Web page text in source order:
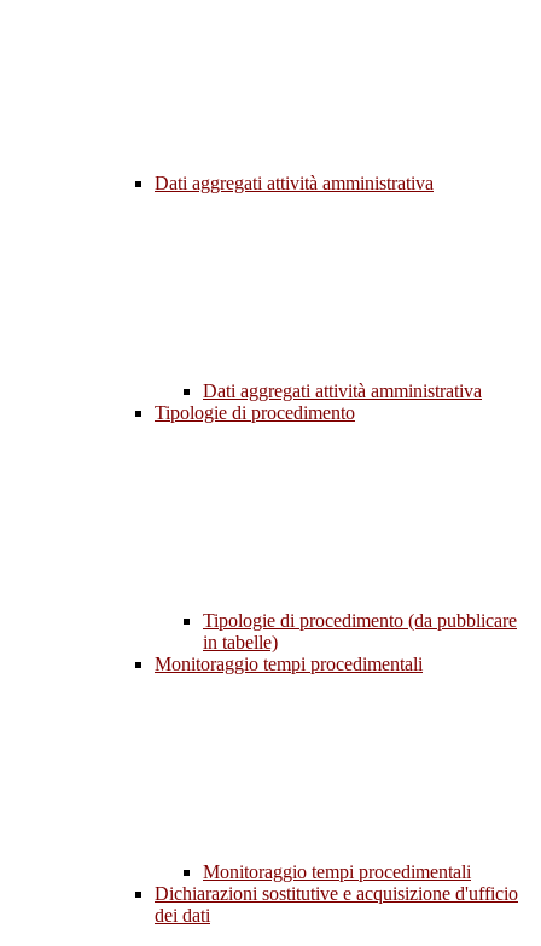
Dati aggregati attività amministrativa
Dati aggregati attività amministrativa
Tipologie di procedimento
Tipologie di procedimento (da pubblicare
in tabelle)
Monitoraggio tempi procedimentali
Monitoraggio tempi procedimentali
Dichiarazioni sostitutive e acquisizione d'ufficio
dei dati